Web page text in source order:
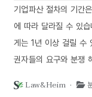
기업파산 절차의 기간
에 따라 달라질 수 있
게는 1년 이상 걸릴 수
권자들의 요구와 분쟁
Law&Heim ·